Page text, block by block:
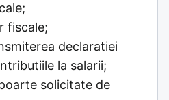
fiscale;
declaratiei
la salarii;
solicitate de